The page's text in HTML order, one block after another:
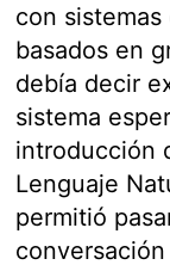
con
basados en
debía decir
sistema
introducción
Lenguaje
permitió